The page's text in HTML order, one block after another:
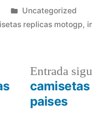
Publicado
en
Uncategorized
replicas motogp,
Entrada
paises